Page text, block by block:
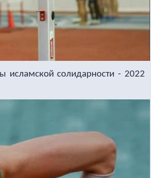
исламской солидарности - 2022